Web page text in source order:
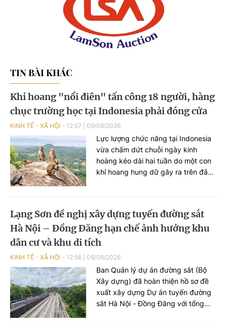
TIN BÀI KHÁC
Khỉ hoang "nổi điên" tấn công 18 người, hàng
chục trường học tại Indonesia phải đóng cửa
KINH TẾ - XÃ HỘI 12:57 09/08/2026
Lực lượng chức năng tại Indonesia
vừa chấm dứt chuỗi ngày kinh
hoàng kéo dài hai tuần do một con
khỉ hoang hung dữ gây ra trên đảo
chục trường học tại địa phương
phải tạm thời đóng cửa để đảm bảo
an toàn.
Lạng Sơn đề nghị xây dựng tuyến đường sắt
Hà Nội – Đồng Đăng hạn chế ảnh hưởng khu
dân cư và khu di tích
KINH TẾ - XÃ HỘI 12:56 09/08/2026
Ban Quản lý dự án đường sắt (Bộ
Xây dựng) đã hoàn thiện hồ sơ đề
xuất xây dựng Dự án tuyến đường
sắt Hà Nội - Đồng Đăng với tổng